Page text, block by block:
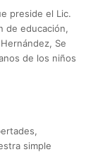
preside el Lic.
de educación,
Se
de los niños
simple